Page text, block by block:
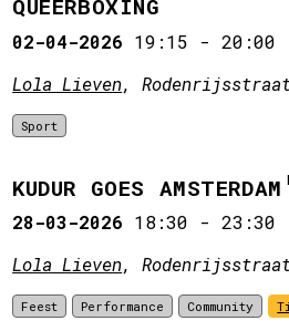
QUEERBOXING
02-04-2026 19:15 -20:00
Lola Lieven, Rodenrijsstraat
Sport
KUDUR GOES AMSTERDAM
28-03-2026 18:30 -23:30
Lola Lieven, Rodenrijsstraat
Feest Performance Community